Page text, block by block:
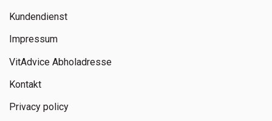
Kundendienst
Impressum
VitAdvice Abholadresse
Kontakt
Privacy policy